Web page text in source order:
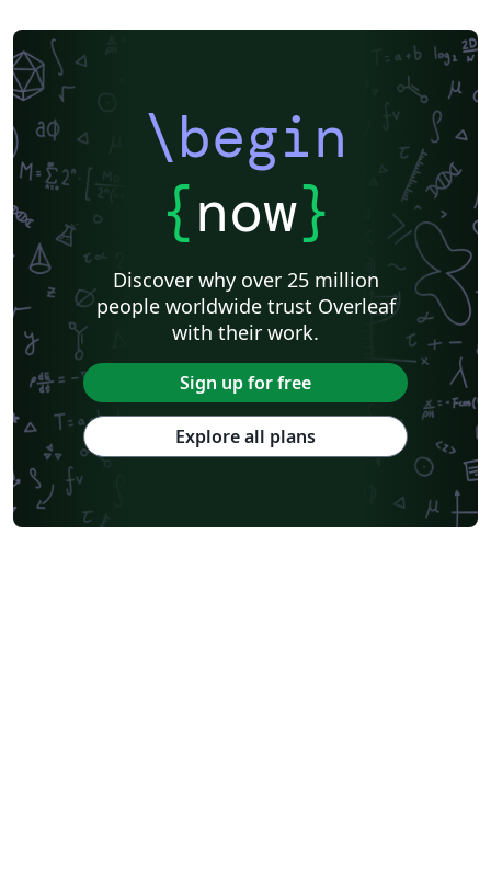
\begin
{now}
Discover why over 25 million
people worldwide trust Overleaf
with their work.
Sign up for free
Explore all plans